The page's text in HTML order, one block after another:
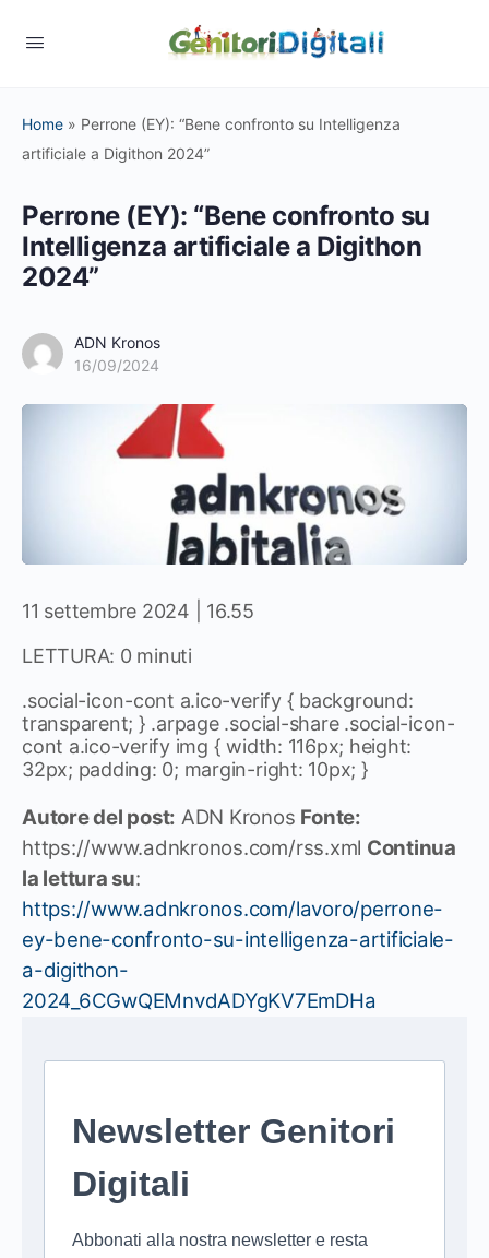
Home » Perrone (EY): “Bene confronto su Intelligenza
artificiale a Digithon 2024”
Perrone (EY): “Bene confronto su
Intelligenza artificiale a Digithon
2024”
ADN Kronos
16/09/2024
11 settembre 2024 | 16.55
LETTURA: 0 minuti
.social-icon-cont a.ico-verify { background:
transparent; } .arpage .social-share .social-icon-
cont a.ico-verify img { width: 116px; height:
32px; padding: 0; margin-right: 10px; }
Autore del post: ADN Kronos Fonte:
https://www.adnkronos.com/rss.xml Continua
la lettura su:
https://www.adnkronos.com/lavoro/perrone-
ey-bene-confronto-su-intelligenza-artificiale-
a-digithon-
2024_6CGwQEMnvdADYgKV7EmDHa